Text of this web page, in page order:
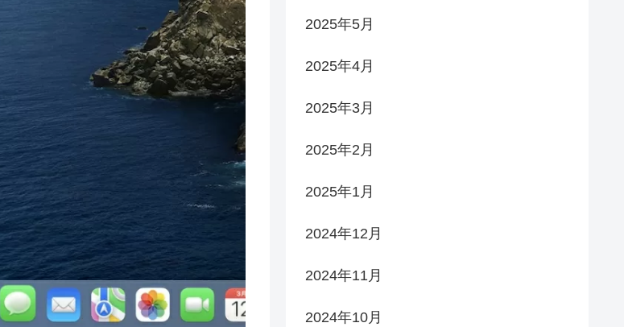
2025年5月
2025年4月
2025年3月
2025年2月
2025年1月
2024年12月
2024年11月
2024年10月